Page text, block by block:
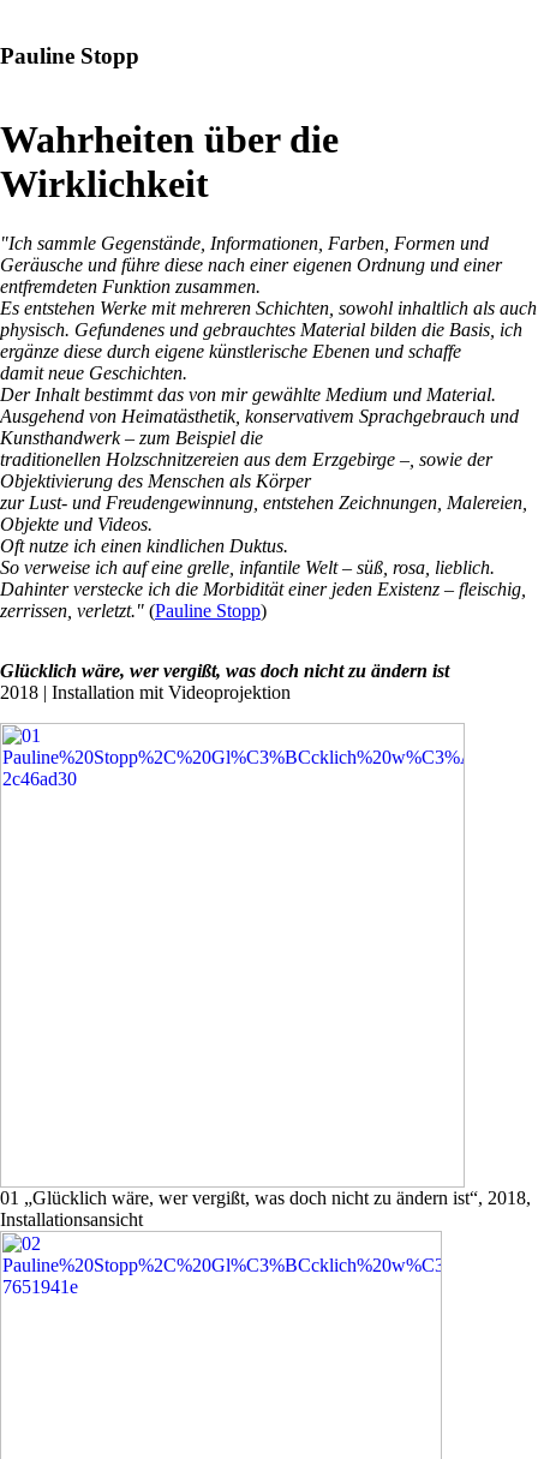
Pauline Stopp
Wahrheiten über die
Wirklichkeit
"Ich sammle Gegenstände, Informationen, Farben, Formen und
Geräusche und führe diese nach einer eigenen Ordnung und einer
entfremdeten Funktion zusammen.
Es entstehen Werke mit mehreren Schichten, sowohl inhaltlich als auch
physisch. Gefundenes und gebrauchtes Material bilden die Basis, ich
ergänze diese durch eigene künstlerische Ebenen und schaffe
damit neue Geschichten.
Der Inhalt bestimmt das von mir gewählte Medium und Material.
Ausgehend von Heimatästhetik, konservativem Sprachgebrauch und
Kunsthandwerk – zum Beispiel die
traditionellen Holzschnitzereien aus dem Erzgebirge –, sowie der
Objektivierung des Menschen als Körper
zur Lust- und Freudengewinnung, entstehen Zeichnungen, Malereien,
Objekte und Videos.
Oft nutze ich einen kindlichen Duktus.
So verweise ich auf eine grelle, infantile Welt – süß, rosa, lieblich.
Dahinter verstecke ich die Morbidität einer jeden Existenz – fleischig,
zerrissen, verletzt." (Pauline Stopp)
Glücklich wäre, wer vergißt, was doch nicht zu ändern ist
2018 | Installation mit Videoprojektion
01 „Glücklich wäre, wer vergißt, was doch nicht zu ändern ist“, 2018,
Installationsansicht